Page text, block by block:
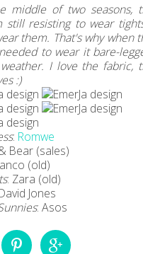
middle of two seasons,
resisting to wear
them. That's why when
to wear it bare-
I love the fabric,
:)
: Romwe
Bear (sales)
(old)
: Zara (old)
Jones
: Asos